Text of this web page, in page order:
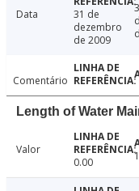
Data
31 de
dezembro
de 2009
Comentário
Length of Water
Valor
0.00